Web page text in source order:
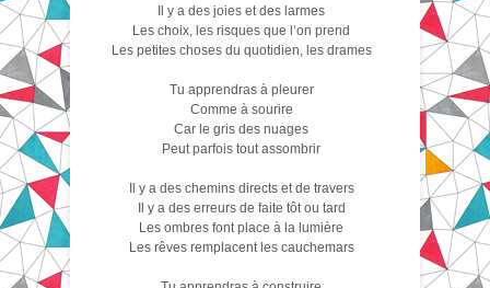
Il y a des joies et des larmes
Les choix, les risques que l’on prend
Les petites choses du quotidien, les drames
Tu apprendras à pleurer
Comme à sourire
Car le gris des nuages
Peut parfois tout assombrir
Il y a des chemins directs et de travers
Il y a des erreurs de faite tôt ou tard
Les ombres font place à la lumière
Les rêves remplacent les cauchemars